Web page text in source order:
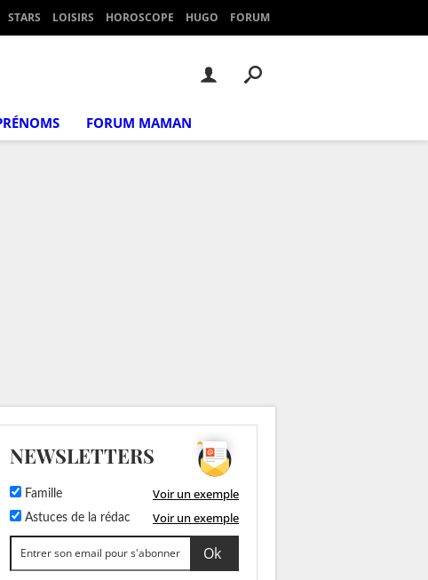
STARS LOISIRS HOROSCOPE HUGO FORUM
FORUM MAMAN
NEWSLETTERS
Famille Voir un exemple
Astuces de la rédac Voir un exemple